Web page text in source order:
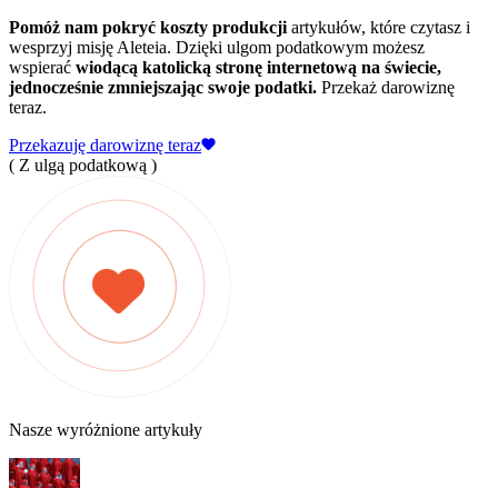
Pomóż nam pokryć koszty produkcji artykułów, które czytasz i
wesprzyj misję Aleteia. Dzięki ulgom podatkowym możesz
wspierać wiodącą katolicką stronę internetową na świecie,
jednocześnie zmniejszając swoje podatki. Przekaż darowiznę
teraz.
Przekazuję darowiznę teraz
( Z ulgą podatkową )
Nasze wyróżnione artykuły